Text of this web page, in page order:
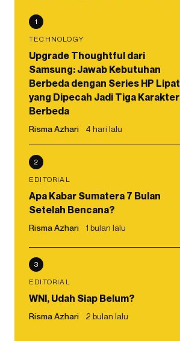
1
TECHNOLOGY
Upgrade Thoughtful dari
Samsung: Jawab Kebutuhan
Berbeda dengan Series HP Lipat
yang Dipecah Jadi Tiga Karakter
Berbeda
Risma Azhari 4 hari lalu
2
EDITORIAL
Apa Kabar Sumatera 7 Bulan
Setelah Bencana?
Risma Azhari 1 bulan lalu
3
EDITORIAL
WNI, Udah Siap Belum?
Risma Azhari 2 bulan lalu